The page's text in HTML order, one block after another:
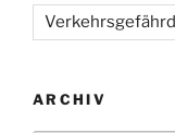
ARCHIV